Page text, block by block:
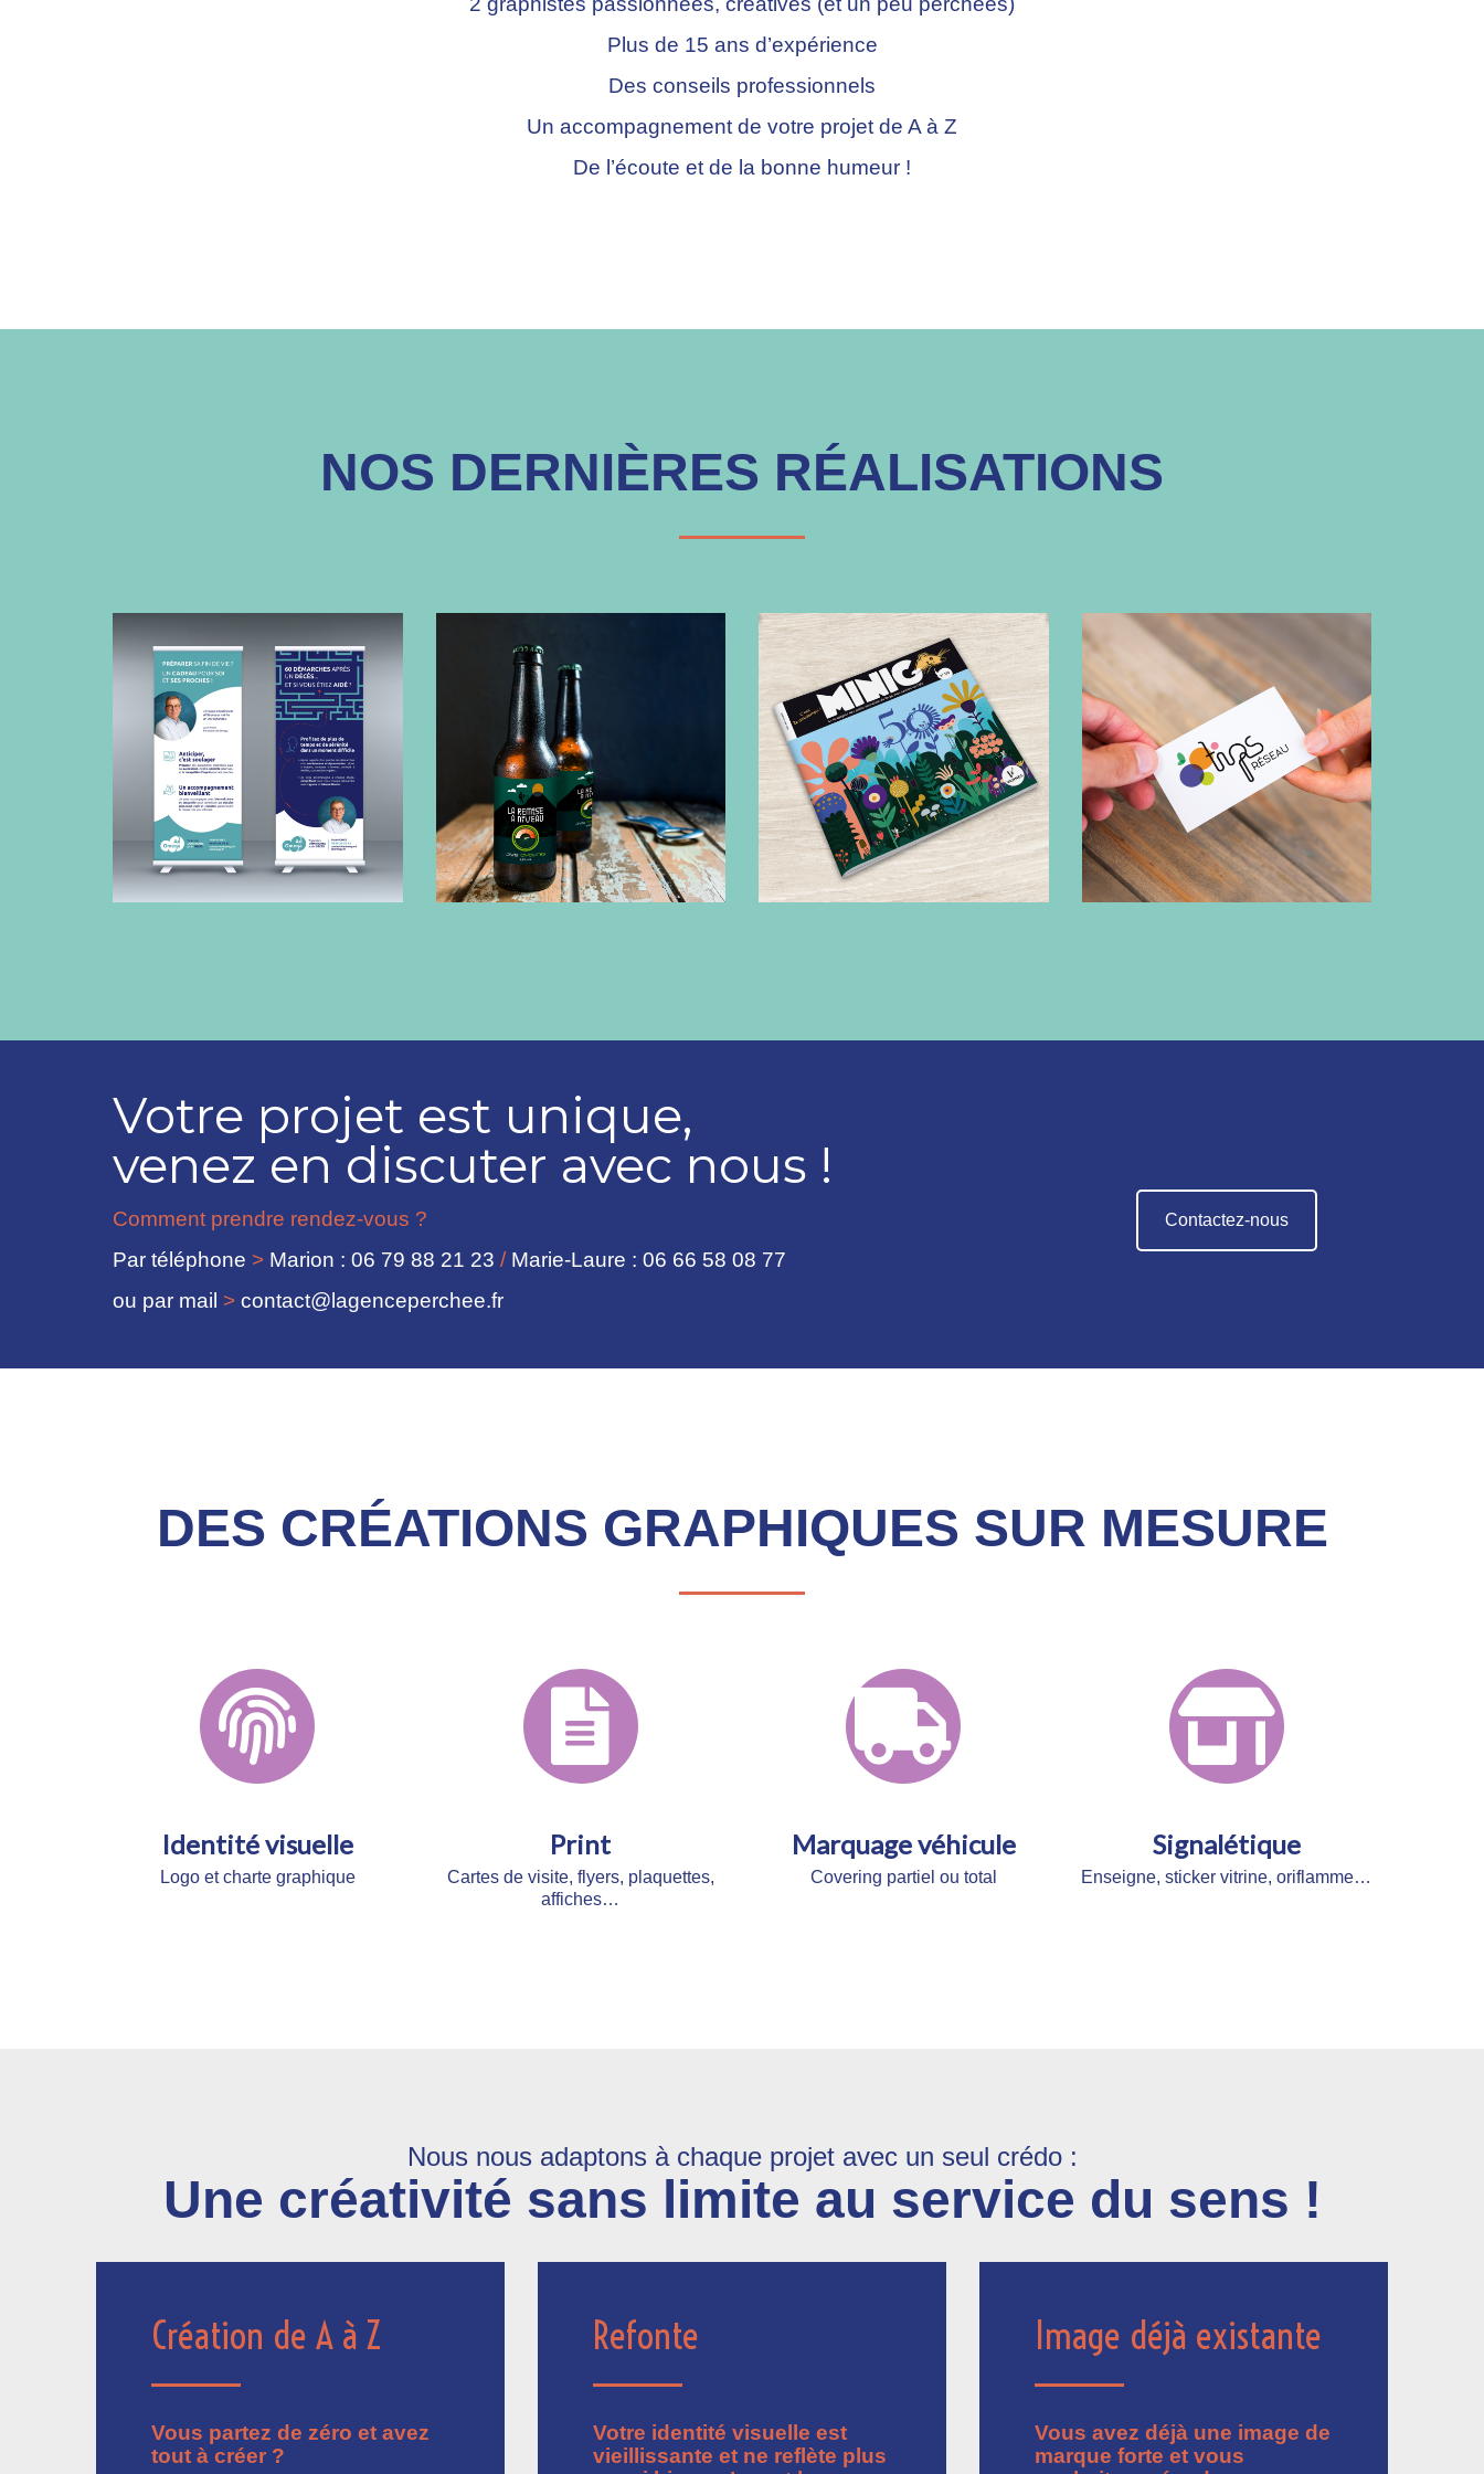
Plus de 15 ans d’expérience
Des conseils professionnels
Un accompagnement de votre projet de A à Z
De l’écoute et de la bonne humeur !
NOS DERNIÈRES RÉALISATIONS
Votre projet est unique,
venez en discuter avec nous !
Comment prendre rendez-vous ?
Par téléphone > Marion : 06 79 88 21 23 / Marie-Laure : 06 66 58 08 77
ou par mail > contact@lagenceperchee.fr
Contactez-nous
DES CRÉATIONS GRAPHIQUES SUR MESURE
Identité visuelle
Logo etcharte graphique
Print
Cartes de visite, flyers, plaquettes,
affiches…
Marquage véhicule
Covering partiel ou total
Signalétique
Enseigne, sticker vitrine, oriflamme…
Nous nous adaptons à chaque projet avec un seul crédo :
Une créativité sans limite au service du sens !
Création de A à Z
Vous partez de zéro et avez
tout à créer ?
Refonte
Votre identité visuelle est
vieillissante et ne reflète plus
Image déjà existante
Vous avez déjà une image de
marque forte et vous